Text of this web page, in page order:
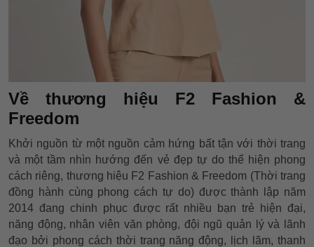
Về thương hiệu F2 Fashion &
Freedom
Khởi nguồn từ một nguồn cảm hứng bất tận với thời trang
và một tầm nhìn hướng đến vẻ đẹp tự do thể hiện phong
cách riêng, thương hiệu F2 Fashion & Freedom (Thời trang
đồng hành cùng phong cách tự do) được thành lập năm
2014 đang chinh phục được rất nhiều bạn trẻ hiện đại,
năng động, nhân viên văn phòng, đội ngũ quản lý và lãnh
đạo bởi phong cách thời trang năng động, lịch lãm, thanh